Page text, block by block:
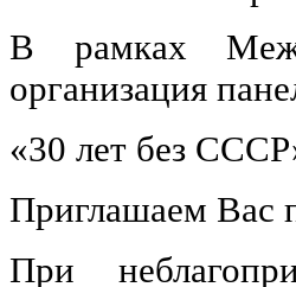
В рамках
организация
«30 лет без
Приглашаем Вас
При